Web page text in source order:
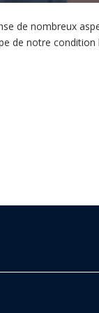
de nombreux
de notre condition